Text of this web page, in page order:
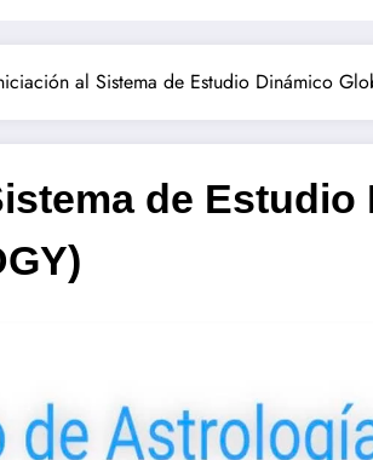
al Sistema de Estudio Dinámico
de Estudio